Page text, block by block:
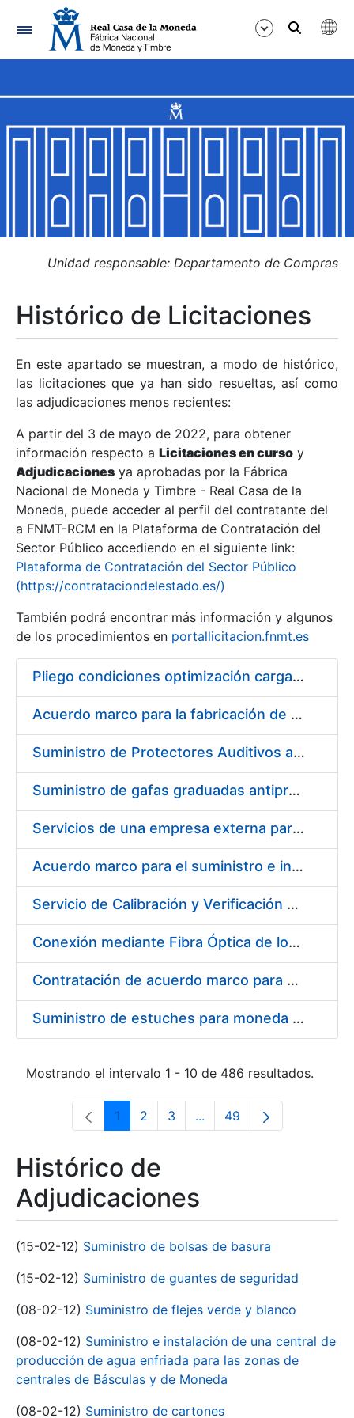
Navegación
Mostrar/Ocultar
Mostrar/Ocultar
Mostrar/Ocultar
Mostrar/Ocultar
Mostrar/Ocultar
Mostrar/Ocultar
Unidad responsable: Departamento de Compras
Histórico de Licitaciones
En este apartado se muestran, a modo de histórico,
las licitaciones que ya han sido resueltas, así como
las adjudicaciones menos recientes:
A partir del 3 de mayo de 2022, para obtener
información respecto a Licitaciones en curso y
Adjudicaciones ya aprobadas por la Fábrica
Nacional de Moneda y Timbre - Real Casa de la
Moneda, puede acceder al perfil del contratante del
a FNMT-RCM en la Plataforma de Contratación del
Sector Público accediendo en el siguiente link:
Plataforma de Contratación del Sector Público
(https://contrataciondelestado.es/)
También podrá encontrar más información y algunos
de los procedimientos en portallicitacion.fnmt.es
Pliego condiciones optimización cargas compras firmado
Acuerdo marco para la fabricación de piezas
Suministro de Protectores Auditivos a medida para las personas trabajadoras de los Centros de Trabajo de Madrid y Burgos
Suministro de gafas graduadas antiproyecciones para los trabajadores de la FNMT-RCM en los centros de trabajo de Madrid y Burgos
Servicios de una empresa externa para el asesoramiento y resolución de los recursos de alzada que se presentan relacionados con procesos de selección para la FNMT-RCM
Acuerdo marco para el suministro e instalación de persianas, estores y otros complementos
Servicio de Calibración y Verificación Externa de los Equipos de Medición del Servicio de Prevención de la FNMT-RCM
Conexión mediante Fibra Óptica de los Centros de Proceso de Datos (CPDs) de las sedes de la FNMT-RCM de Burgos y Madrid
Contratación de acuerdo marco para el Suministro de Material de Electricidad para la Fábrica Nacional de Moneda y Timbre-Real Casa de la Moneda en su centro de trabajo de Burgos
Suministro de estuches para moneda de 30 €
Mostrando el intervalo 1 - 10 de 486 resultados.
Página
1 Página
2 Página
3 ...Páginas intermedias Use
Página
49
Histórico de
Adjudicaciones
(15-02-12) Suministro de bolsas de basura
(15-02-12) Suministro de guantes de seguridad
(08-02-12) Suministro de flejes verde y blanco
(08-02-12) Suministro e instalación de una central de
producción de agua enfriada para las zonas de
centrales de Básculas y de Moneda
(08-02-12) Suministro de cartones